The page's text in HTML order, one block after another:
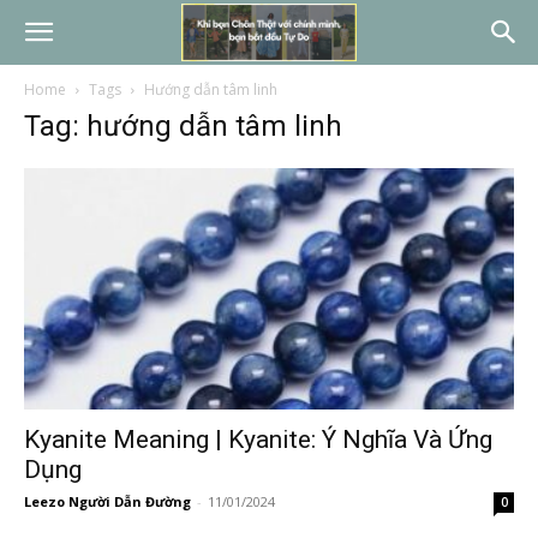
Home Tags Hướng dẫn tâm linh
Tag: hướng dẫn tâm linh
Kyanite Meaning | Kyanite: Ý Nghĩa Và Ứng
Dụng
Leezo Người Dẫn Đường - 11/01/2024 0